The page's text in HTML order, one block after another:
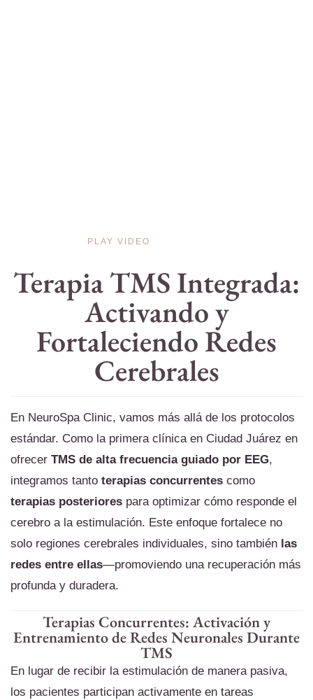
PLAY VIDEO
Terapia TMS Integrada:
Activando y
Fortaleciendo Redes
Cerebrales
En NeuroSpa Clinic, vamos más allá de los protocolos
estándar. Como la primera clínica en Ciudad Juárez en
ofrecer TMS de alta frecuencia guiado por EEG,
integramos tanto terapias concurrentes como
terapias posteriores para optimizar cómo responde el
cerebro a la estimulación. Este enfoque fortalece no
solo regiones cerebrales individuales, sino también las
redes entre ellas—promoviendo una recuperación más
profunda y duradera.
Terapias Concurrentes: Activación y
Entrenamiento de Redes Neuronales Durante
TMS
En lugar de recibir la estimulación de manera pasiva,
los pacientes participan activamente en tareas